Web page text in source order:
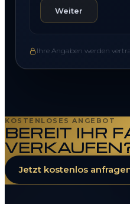
Weiter
Ihre Angaben werden
KOSTENLOSES ANGEBOT
BEREIT IHR
Jetzt kostenlos